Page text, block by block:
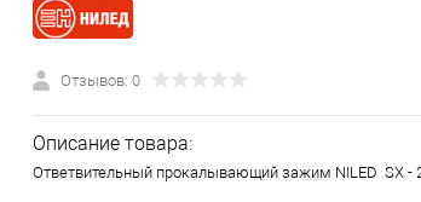
Отзывов: 0
Описание товара:
Ответвительный прокалывающий зажим NILED SX -